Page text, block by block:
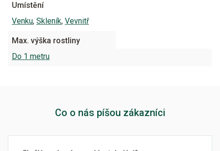
Umístění
Venku, Skleník, Vevnitř
Max. výška rostliny
Do 1 metru
Co o nás píšou zákazníci